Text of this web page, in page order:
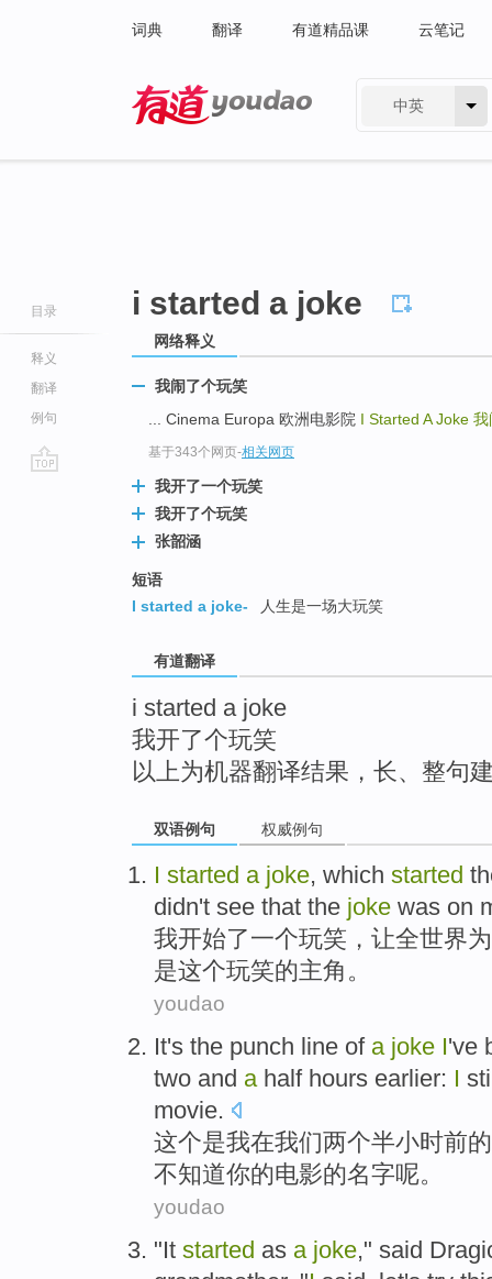
词典 翻译 有道精品课 云笔记
中英
目录
释义
翻译
例句
i started a joke
网络释义
我闹了个玩笑
... Cinema Europa 欧洲电影院 I Started A Joke 我
基于343个网页-相关网页
我开了一个玩笑
我开了个玩笑
张韶涵
短语
I started a joke-
人生是一场大玩笑
有道翻译
i started a joke
我开了个玩笑
以上为机器翻译结果，长、整句
双语例句 权威例句
I started a joke, which started
didn't see that the joke was on
我开始了一个玩笑 ，让全世界
是这个玩笑的主角。
youdao
It's the punch line of a joke I've
two and ahalf hours earlier: I
movie.
这个是我在我们两个半小时前的
不知道你的电影的名字呢。
youdao
"It started as a joke," said